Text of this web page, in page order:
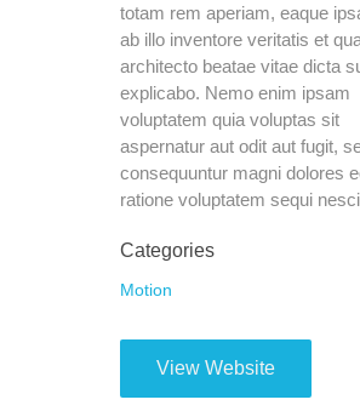
totam rem aperiam, eaque
ab illo inventore veritatis et
architecto beatae vitae dicta
explicabo. Nemo enim ipsam
voluptatem quia voluptas sit
aspernatur aut odit aut fugit,
consequuntur magni dolores
ratione voluptatem sequi
Categories
Motion
View Website